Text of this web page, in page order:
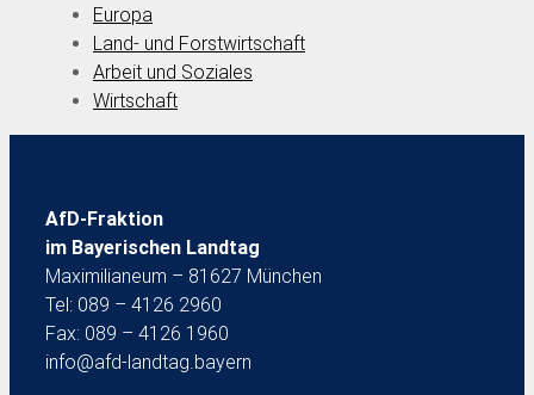
Europa
Land- und Forstwirtschaft
Arbeit und Soziales
Wirtschaft
AfD-Fraktion
im Bayerischen Landtag
Maximilianeum – 81627 München
Tel: 089 – 4126 2960
Fax: 089 – 4126 1960
info@afd-landtag.bayern